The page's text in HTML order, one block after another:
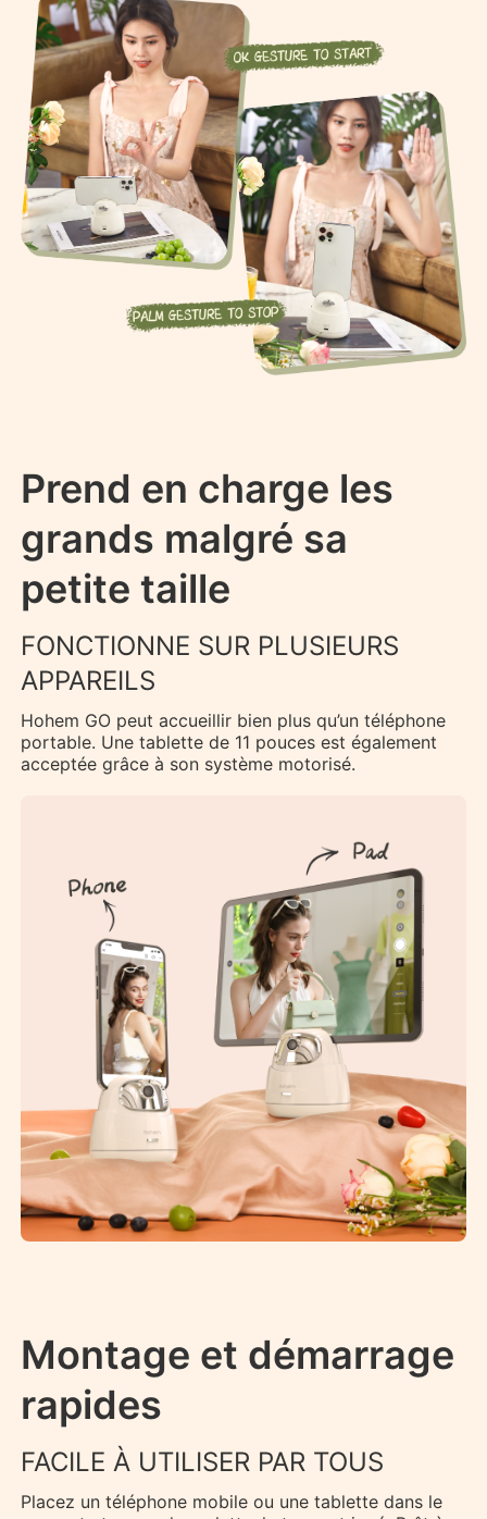
Prend en charge les
grands malgré sa
petite taille
FONCTIONNE SUR PLUSIEURS
APPAREILS
Hohem GO peut accueillir bien plus qu’un téléphone
portable. Une tablette de 11 pouces est également
acceptée grâce à son système motorisé.
Montage et démarrage
rapides
FACILE À UTILISER PAR TOUS
Placez un téléphone mobile ou une tablette dans le